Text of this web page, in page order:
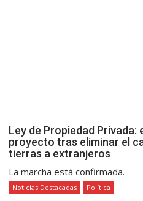
Ley de Propiedad Privada:
proyecto tras eliminar el
tierras a extranjeros
La marcha está confirmada.
Noticias Destacadas Política